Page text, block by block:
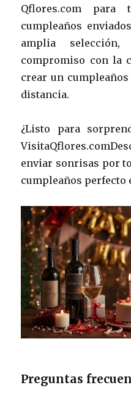
Qflores.com para
cumpleaños
amplia
compromiso con la
crear un
distancia.
¿Listo para
enviar sonrisas por
cumpleaños perfecto
Preguntas